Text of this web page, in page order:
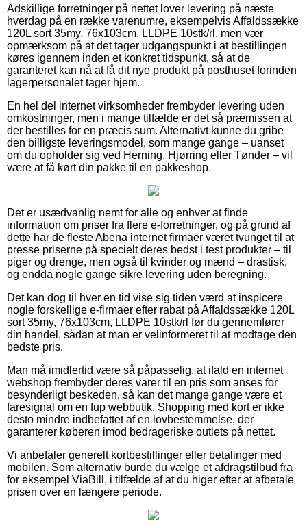
Adskillige forretninger på nettet lover levering på næste
hverdag på en række varenumre, eksempelvis Affaldssække
120L sort 35my, 76x103cm, LLDPE 10stk/rl, men vær
opmærksom på at det tager udgangspunkt i at bestillingen
køres igennem inden et konkret tidspunkt, så at de
garanteret kan nå at få dit nye produkt på posthuset forinden
lagerpersonalet tager hjem.
En hel del internet virksomheder frembyder levering uden
omkostninger, men i mange tilfælde er det så præmissen at
der bestilles for en præcis sum. Alternativt kunne du gribe
den billigste leveringsmodel, som mange gange – uanset
om du opholder sig ved Herning, Hjørring eller Tønder – vil
være at få kørt din pakke til en pakkeshop.
Det er usædvanlig nemt for alle og enhver at finde
information om priser fra flere e-forretninger, og på grund af
dette har de fleste Abena internet firmaer været tvunget til at
presse priserne på specielt deres bedst i test produkter – til
piger og drenge, men også til kvinder og mænd – drastisk,
og endda nogle gange sikre levering uden beregning.
Det kan dog til hver en tid vise sig tiden værd at inspicere
nogle forskellige e-firmaer efter rabat på Affaldssække 120L
sort 35my, 76x103cm, LLDPE 10stk/rl før du gennemfører
din handel, sådan at man er velinformeret til at modtage den
bedste pris.
Man må imidlertid være så påpasselig, at ifald en internet
webshop frembyder deres varer til en pris som anses for
besynderligt beskeden, så kan det mange gange være et
faresignal om en fup webbutik. Shopping med kort er ikke
desto mindre indbefattet af en lovbestemmelse, der
garanterer køberen imod bedrageriske outlets på nettet.
Vi anbefaler generelt kortbestillinger eller betalinger med
mobilen. Som alternativ burde du vælge et afdragstilbud fra
for eksempel ViaBill, i tilfælde af at du higer efter at afbetale
prisen over en længere periode.